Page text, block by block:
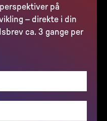
på
– direkte i din
ca. 3 gange per